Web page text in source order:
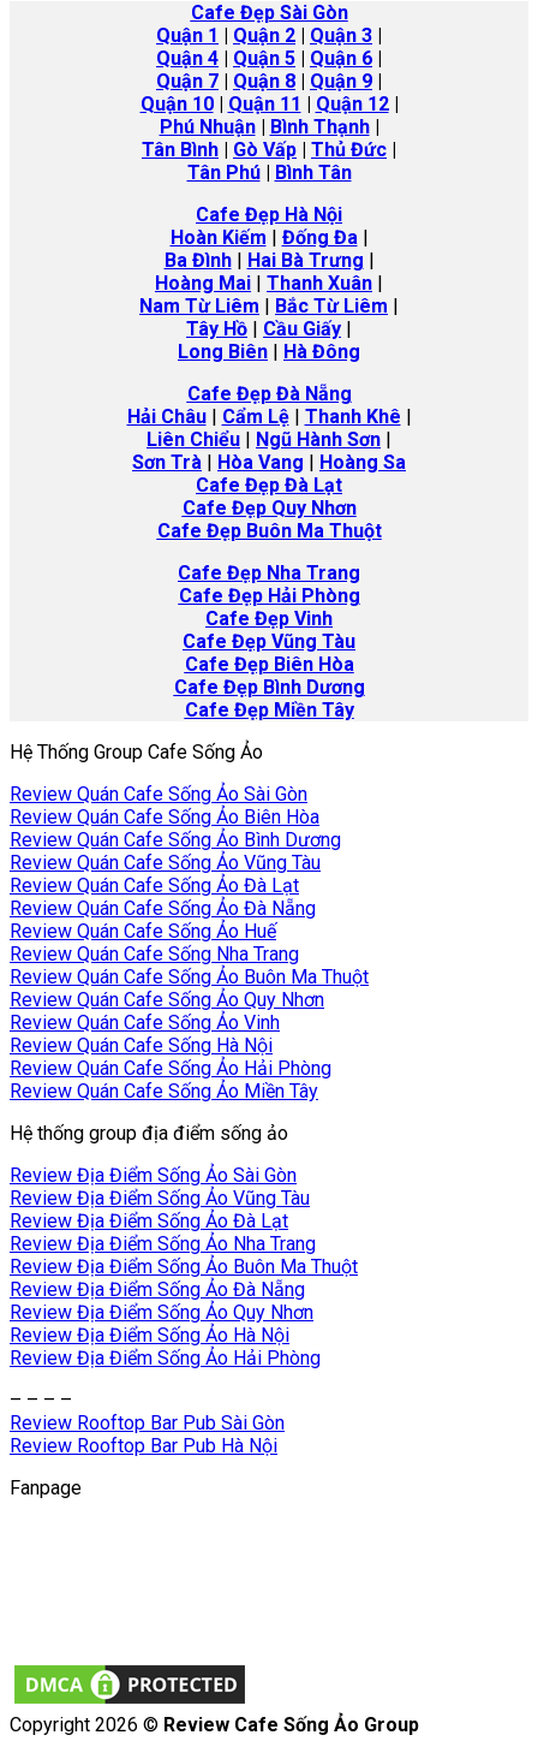
Cafe Đẹp Sài Gòn
Quận 1
Quận 2 Quận 3
Quận 4
Quận 5 Quận 6
Quận 7
Quận 8 Quận 9
Quận 10| Quận 11 Quận 12|
Phú Nhuận| Bình Thạnh|
Tân Bình
Gò Vấp Thủ Đức
Tân Phú|
Bình Tân
Cafe Đẹp Hà Nội
Hoàn Kiếm
Đống Đa|
Ba Đình| Hai Bà Trưng
Hoàng Mai
Thanh Xuân
Nam Từ Liêm
Bắc Từ Liêm
Tây Hồ
Cầu Giấy
Long Biên
Hà Đông
Cafe Đẹp Đà Nẵng
Hải Châu| Cẩm Lệ| Thanh Khê
Liên Chiểu
Ngũ Hành Sơn
Sơn Trà
Hòa Vang
Hoàng Sa
Cafe Đẹp Đà Lạt
Cafe Đẹp Quy Nhơn
Cafe Đẹp Buôn Ma Thuột
Cafe Đẹp Nha Trang
Cafe Đẹp Hải Phòng
Cafe Đẹp Vinh
Cafe Đẹp Vũng Tàu
Cafe Đẹp Biên Hòa
Cafe Đẹp Bình Dương
Cafe Đẹp Miền Tây
Hệ Thống Group Cafe Sống Ảo
Review Quán Cafe Sống Ảo Sài Gòn
Review Quán Cafe Sống Ảo Biên Hòa
Review Quán Cafe Sống Ảo Bình Dương
Review Quán Cafe Sống Ảo Vũng Tàu
Review Quán Cafe Sống Ảo Đà Lạt
Review Quán Cafe Sống Ảo Đà Nẵng
Review Quán Cafe Sống Ảo Huế
Review Quán Cafe Sống Nha Trang
Review Quán Cafe Sống Ảo Buôn Ma Thuột
Review Quán Cafe Sống Ảo Quy Nhơn
Review Quán Cafe Sống Ảo Vinh
Review Quán Cafe Sống Hà Nội
Review Quán Cafe Sống Ảo Hải Phòng
Review Quán Cafe Sống Ảo Miền Tây
Hệ thống group địa điểm sống ảo
Review Địa Điểm Sống Ảo Sài Gòn
Review Địa Điểm Sống Ảo Vũng Tàu
Review Địa Điểm Sống Ảo Đà Lạt
Review Địa Điểm Sống Ảo Nha Trang
Review Địa Điểm Sống Ảo Buôn Ma Thuột
Review Địa Điểm Sống Ảo Đà Nẵng
Review Địa Điểm Sống Ảo Quy Nhơn
Review Địa Điểm Sống Ảo Hà Nội
Review Địa Điểm Sống Ảo Hải Phòng
– – – –
Review Rooftop Bar Pub Sài Gòn
Review Rooftop Bar Pub Hà Nội
Fanpage
Copyright 2026 © Review Cafe Sống Ảo Group